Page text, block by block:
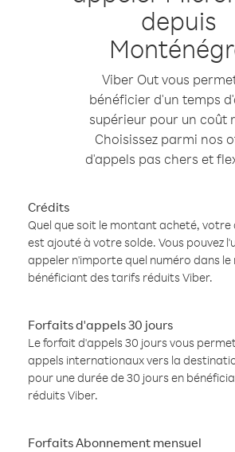
depuis
Viber Out vous
bénéficier d'un temps
supérieur pour un coût
Choisissez parmi nos
d'appels pas chers et
Crédits
Quel que soit le montant acheté,
est ajouté à votre solde. Vous pouvez
appeler n'importe quel numéro dans le
bénéficiant des tarifs réduits Viber.
Forfaits d'appels 30 jours
Le forfait d'appels 30 jours vous
appels internationaux vers la
pour une durée de 30 jours en
réduits Viber.
Forfaits Abonnement mensuel